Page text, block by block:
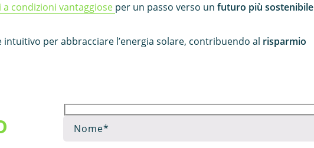
condizioni vantaggiose per un passo verso unfuturo più sostenibile
per abbracciare l’energia solare, contribuendo al risparmio